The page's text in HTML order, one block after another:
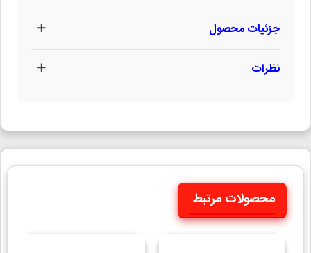
جزئیات محصول
نظرات
محصولات مرتبط